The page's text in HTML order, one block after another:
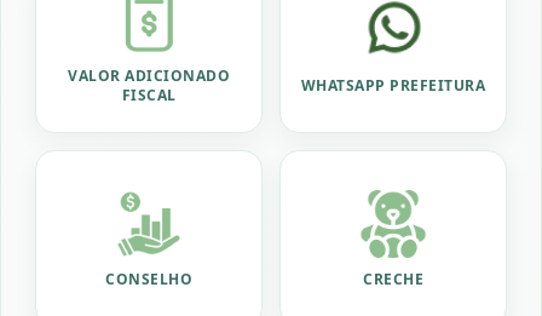
VALOR ADICIONADO
FISCAL
WHATSAPP PREFEITURA
CONSELHO CRECHE